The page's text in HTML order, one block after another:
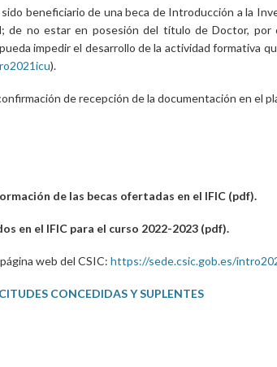
beneficiario de una beca de Introducción a la
de no estar en posesión del título de Doctor, por
impedir el desarrollo de la actividad formativa
).
de recepción de la documentación en el
de las becas ofertadas en el IFIC (pdf).
en el IFIC para el curso 2022-2023 (pdf).
web del CSIC: https://sede.csic.gob.es/
CONCEDIDAS Y SUPLENTES